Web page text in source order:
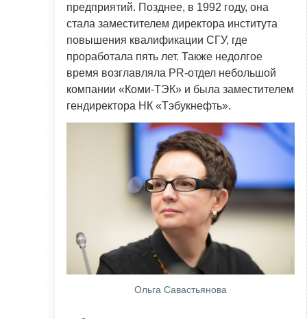
предприятий. Позднее, в 1992 году, она
стала заместителем директора института
повышения квалификации СГУ, где
проработала пять лет. Также недолгое
время возглавляла PR-отдел небольшой
компании «Коми-ТЭК» и была заместителем
гендиректора НК «Тэбукнефть».
Ольга Савастьянова